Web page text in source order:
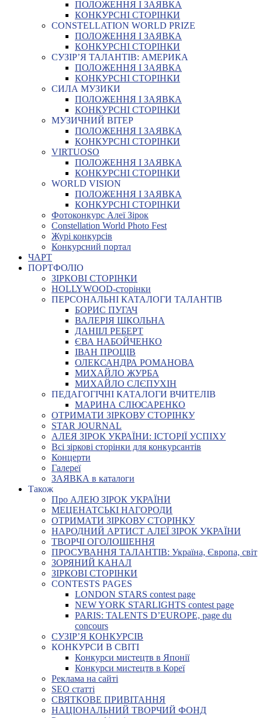
ПОЛОЖЕННЯ І ЗАЯВКА
КОНКУРСНІ СТОРІНКИ
CONSTELLATION WORLD PRIZE
ПОЛОЖЕННЯ І ЗАЯВКА
КОНКУРСНІ СТОРІНКИ
СУЗІР’Я ТАЛАНТІВ: АМЕРИКА
ПОЛОЖЕННЯ І ЗАЯВКА
КОНКУРСНІ СТОРІНКИ
СИЛА МУЗИКИ
ПОЛОЖЕННЯ І ЗАЯВКА
КОНКУРСНІ СТОРІНКИ
МУЗИЧНИЙ ВІТЕР
ПОЛОЖЕННЯ І ЗАЯВКА
КОНКУРСНІ СТОРІНКИ
VIRTUOSO
ПОЛОЖЕННЯ І ЗАЯВКА
КОНКУРСНІ СТОРІНКИ
WORLD VISION
ПОЛОЖЕННЯ І ЗАЯВКА
КОНКУРСНІ СТОРІНКИ
Фотоконкурс Алеї Зірок
Constellation World Photo Fest
Журі конкурсів
Конкурсний портал
ЧАРТ
ПОРТФОЛІО
ЗІРКОВІ СТОРІНКИ
HOLLYWOOD-сторінки
ПЕРСОНАЛЬНІ КАТАЛОГИ ТАЛАНТІВ
БОРИС ПУГАЧ
ВАЛЕРІЯ ШКОЛЬНА
ДАНІІЛ РЕБЕРТ
ЄВА НАБОЙЧЕНКО
ІВАН ПРОЦІВ
ОЛЕКСАНДРА РОМАНОВА
МИХАЙЛО ЖУРБА
МИХАЙЛО СЛЄПУХІН
ПЕДАГОГІЧНІ КАТАЛОГИ ВЧИТЕЛІВ
МАРИНА СЛЮСАРЕНКО
ОТРИМАТИ ЗІРКОВУ СТОРІНКУ
STAR JOURNAL
АЛЕЯ ЗІРОК УКРАЇНИ: ІСТОРІЇ УСПІХУ
Всі зіркові сторінки для конкурсантів
Концерти
Галереї
ЗАЯВКА в каталоги
Також
Про АЛЕЮ ЗІРОК УКРАЇНИ
МЕЦЕНАТСЬКІ НАГОРОДИ
ОТРИМАТИ ЗІРКОВУ СТОРІНКУ
НАРОДНИЙ АРТИСТ АЛЕЇ ЗІРОК УКРАЇНИ
ТВОРЧІ ОГОЛОШЕННЯ
ПРОСУВАННЯ ТАЛАНТІВ: Україна, Європа, світ
ЗОРЯНИЙ КАНАЛ
ЗІРКОВІ СТОРІНКИ
CONTESTS PAGES
LONDON STARS contest page
NEW YORK STARLIGHTS contest page
PARIS: TALENTS D’EUROPE, page du
concours
СУЗІР’Я КОНКУРСІВ
КОНКУРСИ В СВІТІ
Конкурси мистецтв в Японії
Конкурси мистецтв в Кореї
Реклама на сайті
SEO статті
СВЯТКОВЕ ПРИВІТАННЯ
НАЦІОНАЛЬНИЙ ТВОРЧИЙ ФОНД